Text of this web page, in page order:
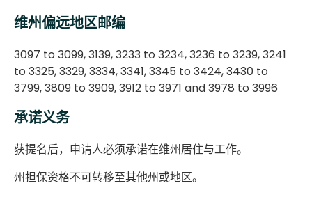
维州偏远地区邮编
3097 to 3099, 3139, 3233 to 3234, 3236 to 3239, 3241
to 3325, 3329, 3334, 3341, 3345 to 3424, 3430 to
3799, 3809 to 3909, 3912 to 3971 and 3978 to 3996
承诺义务
获提名后，申请人必须承诺在维州居住与工作。
州担保资格不可转移至其他州或地区。